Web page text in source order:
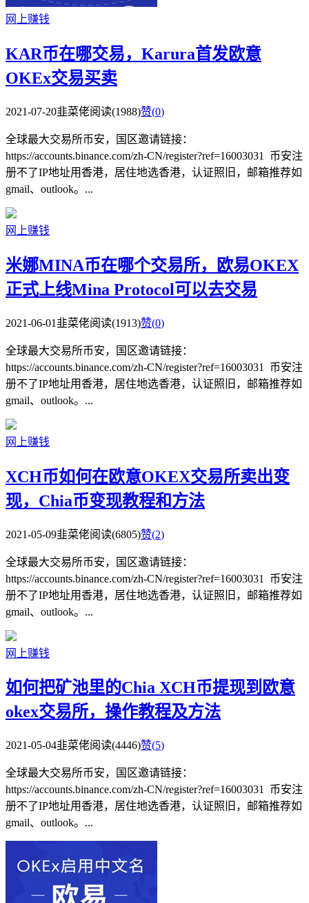
网上赚钱
KAR币在哪交易，Karura首发欧意
OKEx交易买卖
2021-07-20韭菜佬阅读(1988)赞(0)
全球最大交易所币安，国区邀请链接：
https://accounts.binance.com/zh-CN/register?ref=16003031 币安注
册不了IP地址用香港，居住地选香港，认证照旧，邮箱推荐如
gmail、outlook。...
网上赚钱
米娜MINA币在哪个交易所，欧易OKEX
正式上线Mina Protocol可以去交易
2021-06-01 韭菜佬阅读(1913)赞(0)
全球最大交易所币安，国区邀请链接：
https://accounts.binance.com/zh-CN/register?ref=16003031 币安注
册不了IP地址用香港，居住地选香港，认证照旧，邮箱推荐如
gmail、outlook。...
网上赚钱
XCH币如何在欧意OKEX交易所卖出变
现，Chia币变现教程和方法
2021-05-09韭菜佬阅读(6805)赞(2)
全球最大交易所币安，国区邀请链接：
https://accounts.binance.com/zh-CN/register?ref=16003031 币安注
册不了IP地址用香港，居住地选香港，认证照旧，邮箱推荐如
gmail、outlook。...
网上赚钱
如何把矿池里的Chia XCH币提现到欧意
okex交易所，操作教程及方法
2021-05-04韭菜佬阅读(4446)赞(5)
全球最大交易所币安，国区邀请链接：
https://accounts.binance.com/zh-CN/register?ref=16003031 币安注
册不了IP地址用香港，居住地选香港，认证照旧，邮箱推荐如
gmail、outlook。...